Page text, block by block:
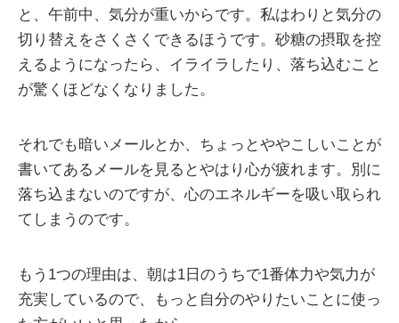
と、午前中、気分が重いからです。私はわりと気分の
切り替えをさくさくできるほうです。砂糖の摂取を控
えるようになったら、イライラしたり、落ち込むこと
が驚くほどなくなりました。
それでも暗いメールとか、ちょっとややこしいことが
書いてあるメールを見るとやはり心が疲れます。別に
落ち込まないのですが、心のエネルギーを吸い取られ
てしまうのです。
もう1つの理由は、朝は1日のうちで1番体力や気力が
充実しているので、もっと自分のやりたいことに使っ